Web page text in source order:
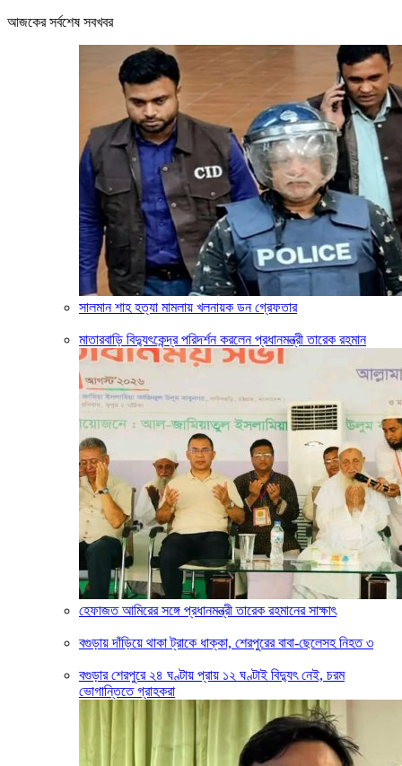
আজকের সর্বশেষ সবখবর
সালমান শাহ হত্যা মামলায় খলনায়ক ডন গ্রেফতার
মাতারবাড়ি বিদ্যুৎকেন্দ্র পরিদর্শন করলেন প্রধানমন্ত্রী তারেক রহমান
হেফাজত আমিরের সঙ্গে প্রধানমন্ত্রী তারেক রহমানের সাক্ষাৎ
বগুড়ায় দাঁড়িয়ে থাকা ট্রাকে ধাক্কা, শেরপুরের বাবা-ছেলেসহ নিহত ৩
বগুড়ার শেরপুরে ২৪ ঘণ্টায় প্রায় ১২ ঘণ্টাই বিদ্যুৎ নেই, চরম
ভোগান্তিতে গ্রাহকরা